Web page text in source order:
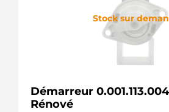
Stock sur
Démarreur
Rénové